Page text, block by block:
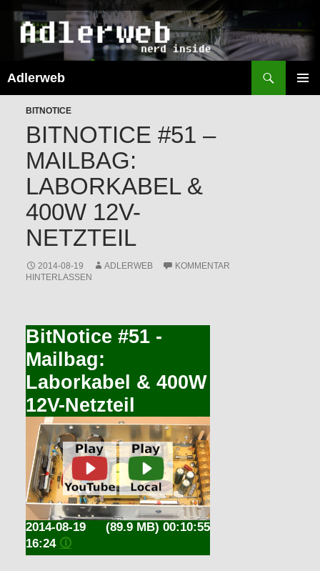
Adlerweb
SPRINGEN
BITNOTICE
BITNOTICE #51 –
MAILBAG:
LABORKABEL &
400W 12V-
NETZTEIL
2014-08-19 ADLERWEB
KOMMENTAR
HINTERLASSEN
BitNotice #51 -
Mailbag:
Laborkabel & 400W
12V-Netzteil
(89.9 MB) 00:10:55
2014-08-19
16:24 🛈